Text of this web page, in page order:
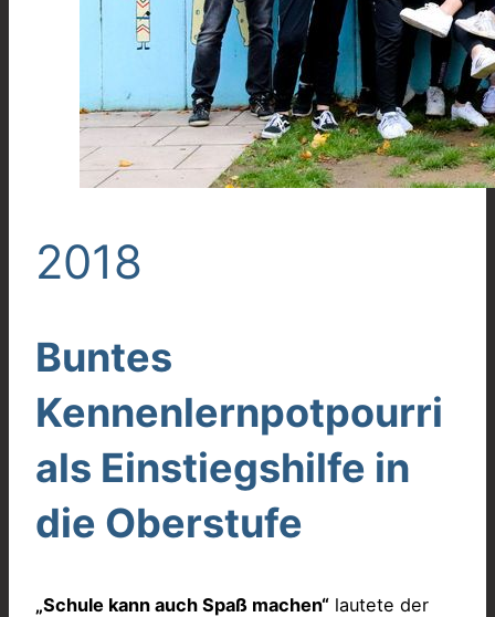
2018
Buntes
Kennenlernpotpourri
als Einstiegshilfe in
die Oberstufe
„Schule kann auch Spaß machen“ lautete der